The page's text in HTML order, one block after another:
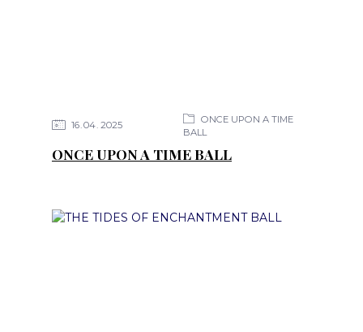
16 04 2025
ONCE UPON A TIME
BALL
ONCE UPON A TIME BALL